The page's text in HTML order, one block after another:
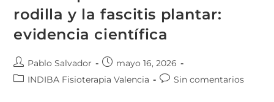
rodilla y la fascitis plantar:
evidencia científica
Pablo Salvador
mayo 16, 2026
INDIBA Fisioterapia Valencia
Sin comentarios